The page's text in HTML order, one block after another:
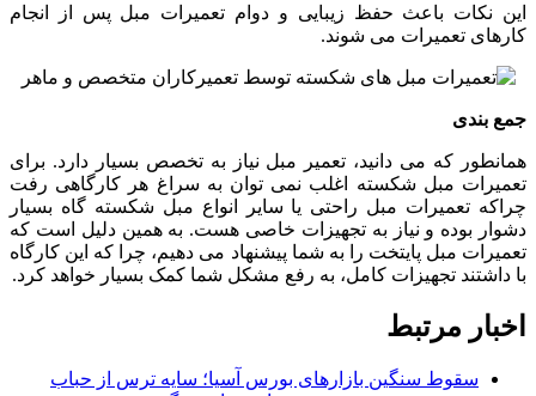
این نکات باعث حفظ زیبایی و دوام تعمیرات مبل پس از انجام
کارهای تعمیرات می‌ شوند.
جمع بندی
همانطور که می دانید، تعمیر مبل نیاز به تخصص بسیار دارد. برای
تعمیرات مبل شکسته اغلب نمی توان به سراغ هر کارگاهی رفت
چراکه تعمیرات مبل راحتی یا سایر انواع مبل شکسته گاه بسیار
دشوار بوده و نیاز به تجهیزات خاصی هست. به همین دلیل است که
تعمیرات مبل پایتخت را به شما پیشنهاد می دهیم، چرا که این کارگاه
با داشتند تجهیزات کامل، به رفع مشکل شما کمک بسیار خواهد کرد.
اخبار مرتبط
سقوط سنگین بازارهای بورس آسیا؛ سایه ترس از حباب